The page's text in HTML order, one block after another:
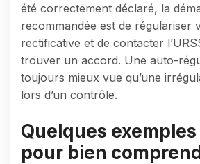
été correctement déclaré, la
recommandée est de régulariser
rectificative et de contacter
trouver un accord. Une auto-
toujours mieux vue qu’une
lors d’un contrôle.
Quelques
pour bien